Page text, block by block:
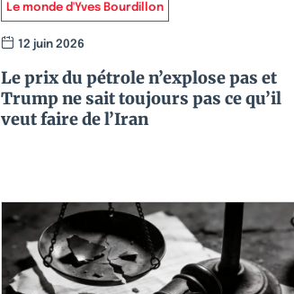
Le monde d'Yves Bourdillon
12 juin 2026
Le prix du pétrole n’explose pas et
Trump ne sait toujours pas ce qu’il
veut faire de l’Iran